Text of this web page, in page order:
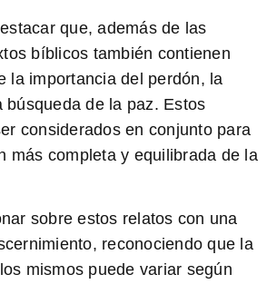
que, además de las
bíblicos también contienen
la importancia del perdón, la
búsqueda de la paz. Estos
considerados en conjunto para
más completa y equilibrada de la
sobre estos relatos con una
reconociendo que la
mismos puede variar según